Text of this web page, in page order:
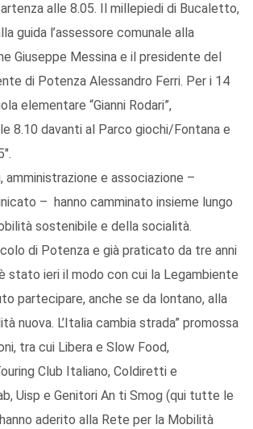
alle 8.05. Il millepiedi di Bucaletto,
guida l’assessore comunale alla
Giuseppe Messina e il presidente del
di Potenza Alessandro Ferri. Per i 14
elementare “Gianni Rodari”,
8.10 davanti al Parco giochi/Fontana e
amministrazione e associazione –
– hanno camminato insieme lungo
sostenibile e della socialità.
di Potenza e già praticato da tre anni
stato ieri il modo con cui la Legambiente
partecipare, anche se da lontano, alla
nuova. L’Italia cambia strada” promossa
tra cui Libera e Slow Food,
Club Italiano, Coldiretti e
Uisp e Genitori An ti Smog (qui tutte le
aderito alla Rete per la Mobilità